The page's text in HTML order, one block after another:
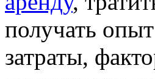
получать
затраты,